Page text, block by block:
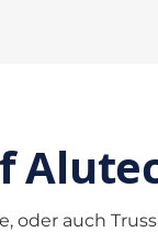
oder auch